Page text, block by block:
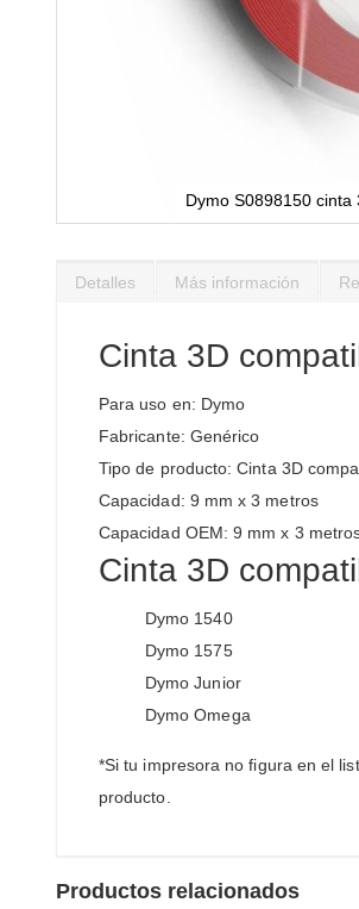
Dymo S0898150
comienzo
galería
imágenes
Detalles
Cinta 3D
Para uso en: Dymo
Fabricante: Genérico
Tipo de producto: Cinta 3D
Capacidad: 9 mm x 3 metros
Capacidad OEM: 9 mm x 3
Cinta 3D
Dymo 1540
Dymo 1575
Dymo Junior
Dymo Omega
*Si tu impresora no figura en el
producto.
Más información
Productos relacionados